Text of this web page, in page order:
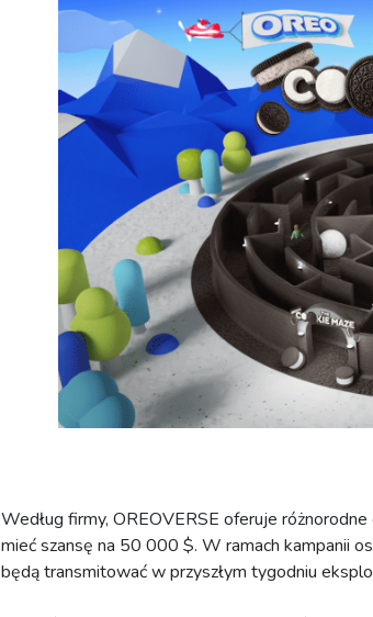
Według firmy, OREOVERSE oferuje
mieć szansę na 50 000 $. W ramach kampanii
będą transmitować w przyszłym tygodniu